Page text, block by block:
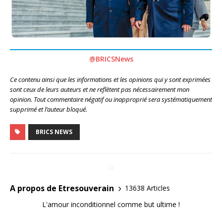
@BRICSNews
Ce contenu ainsi que les informations et les opinions qui y sont exprimées
sont ceux de leurs auteurs et ne reflètent pas nécessairement mon
opinion. Tout commentaire négatif ou inapproprié sera systématiquement
supprimé et l’auteur bloqué.
BRICS NEWS
A propos de Etresouverain
13638 Articles
L'amour inconditionnel comme but ultime !